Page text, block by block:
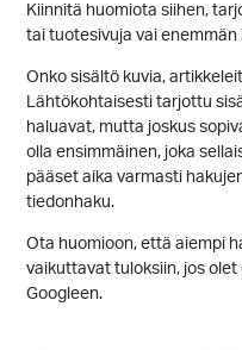
Kiinnitä huomiota siihen,
tai tuotesivuja vai
Onko sisältö kuvia,
Lähtökohtaisesti tarjottu
haluavat, mutta joskus
olla ensimmäinen, joka
pääset aika varmasti
tiedonhaku.
Ota huomioon, että aiempi
vaikuttavat tuloksiin, jos
Googleen.